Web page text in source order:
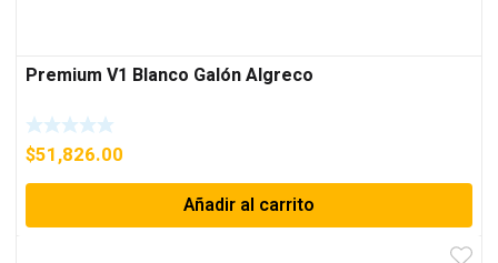
Premium V1 Blanco Galón Algreco
$51,826.00
Añadir al carrito